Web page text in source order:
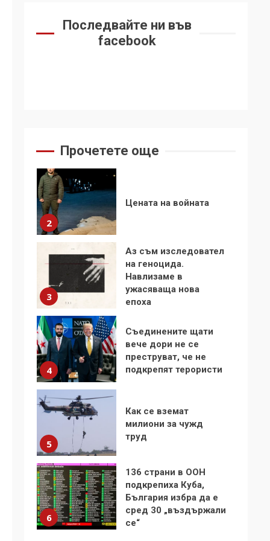
Последвайте ни във
facebook
Прочетете още
Удължаването на
1
стъпки от 1972 г.
2
Цената на войната
3
Аз съм изследовател
на геноцида.
Навлизаме в
ужасяваща нова
епоха
4
Съединените щати
вече дори не се
преструват, че не
подкрепят терористи
5
Как се вземат
милиони за чужд
труд
6
136 страни в ООН
подкрепиха Куба,
България избра да е
сред 30 „въздържали
се“